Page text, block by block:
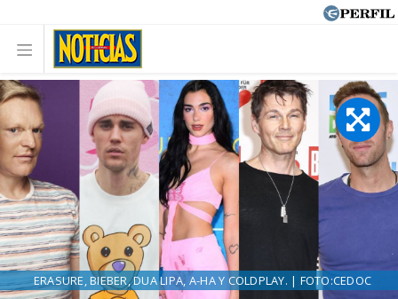
ERASURE, BIEBER, DUA LIPA, A-HA Y COLDPLAY. | FOTO:CEDOC